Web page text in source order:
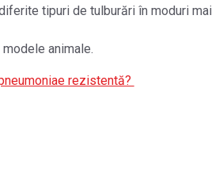
tipuri de tulburări în moduri mai
animale.
rezistentă?